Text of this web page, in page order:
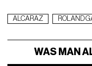
ALCARAZ ROLAND
WAS MAN